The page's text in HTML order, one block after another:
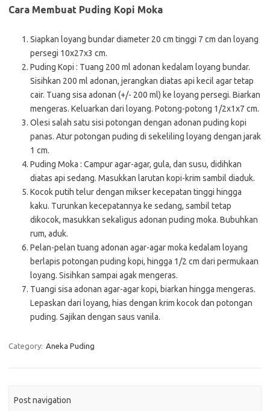
Cara Membuat Puding Kopi Moka
Siapkan loyang bundar diameter 20 cm tinggi 7 cm dan loyang
persegi 10x27x3 cm.
Puding Kopi : Tuang 200 ml adonan kedalam loyang bundar.
Sisihkan 200 ml adonan, jerangkan diatas api kecil agar tetap
cair. Tuang sisa adonan (+/- 200 ml) ke loyang persegi. Biarkan
mengeras. Keluarkan dari loyang. Potong-potong 1/2x1x7 cm.
Olesi salah satu sisi potongan dengan adonan puding kopi
panas. Atur potongan puding di sekeliling loyang dengan jarak
1 cm.
Puding Moka : Campur agar-agar, gula, dan susu, didihkan
diatas api sedang. Masukkan larutan kopi-krim sambil diaduk.
Kocok putih telur dengan mikser kecepatan tinggi hingga
kaku. Turunkan kecepatannya ke sedang, sambil tetap
dikocok, masukkan sekaligus adonan puding moka. Bubuhkan
rum, aduk.
Pelan-pelan tuang adonan agar-agar moka kedalam loyang
berlapis potongan puding kopi, hingga 1/2 cm dari permukaan
loyang. Sisihkan sampai agak mengeras.
Tuangi sisa adonan agar-agar kopi, biarkan hingga mengeras.
Lepaskan dari loyang, hias dengan krim kocok dan potongan
puding. Sajikan dengan saus vanila.
Category: Aneka Puding
Post navigation